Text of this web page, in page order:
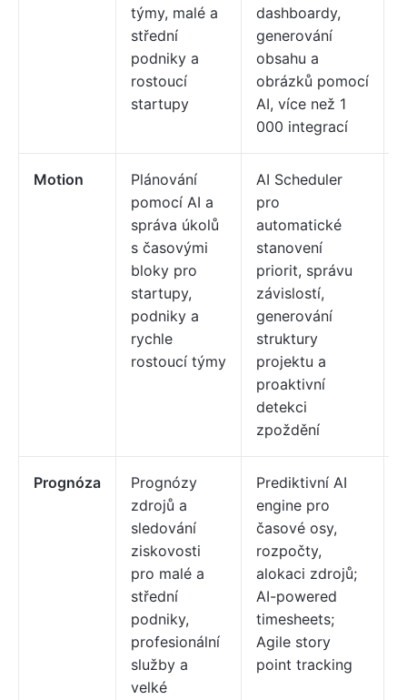
týmy, malé a
střední
podniky a
rostoucí
startupy
dashboardy,
generování
obsahu a
obrázků pomocí
AI, více než 1
000 integrací
Motion
Plánování
pomocí AI a
správa úkolů
s časovými
bloky pro
startupy,
podniky a
rychle
rostoucí týmy
AI Scheduler
pro
automatické
stanovení
priorit, správu
závislostí,
generování
struktury
projektu a
proaktivní
detekci
zpoždění
Prognóza
Prognózy
zdrojů a
sledování
ziskovosti
pro malé a
střední
podniky,
profesionální
služby a
velké
Prediktivní AI
engine pro
časové osy,
rozpočty,
alokaci zdrojů;
AI-powered
timesheets;
Agile story
point tracking